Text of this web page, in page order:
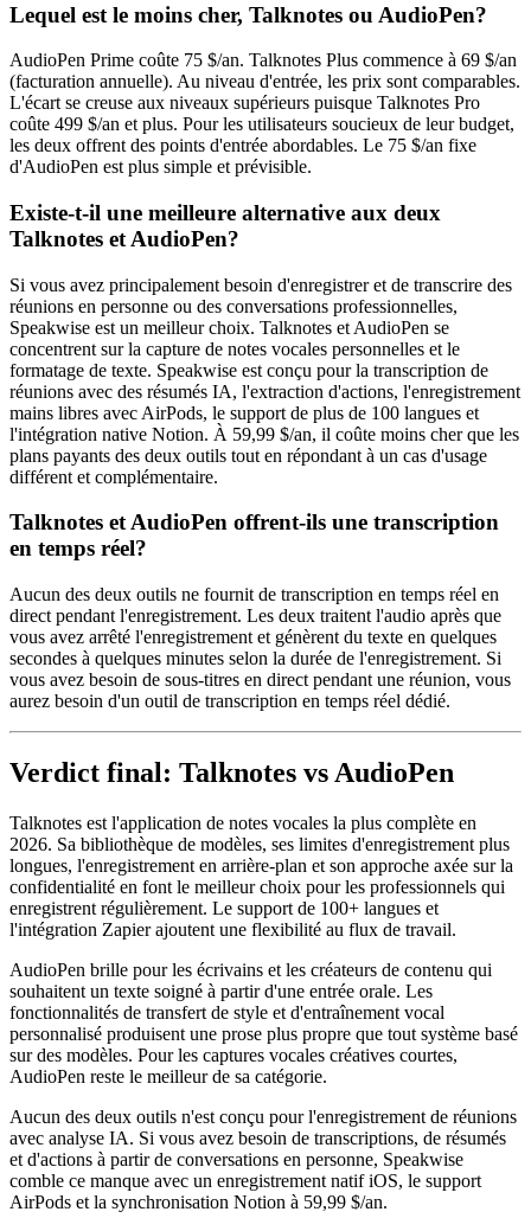
Lequel est le moins cher, Talknotes ou AudioPen?
AudioPen Prime coûte 75 $/an. Talknotes Plus commence à 69 $/an
(facturation annuelle). Au niveau d'entrée, les prix sont comparables.
L'écart se creuse aux niveaux supérieurs puisque Talknotes Pro
coûte 499 $/an et plus. Pour les utilisateurs soucieux de leur budget,
les deux offrent des points d'entrée abordables. Le 75 $/an fixe
d'AudioPen est plus simple et prévisible.
Existe-t-il une meilleure alternative aux deux
Talknotes et AudioPen?
Si vous avez principalement besoin d'enregistrer et de transcrire des
réunions en personne ou des conversations professionnelles,
Speakwise est un meilleur choix. Talknotes et AudioPen se
concentrent sur la capture de notes vocales personnelles et le
formatage de texte. Speakwise est conçu pour la transcription de
réunions avec des résumés IA, l'extraction d'actions, l'enregistrement
mains libres avec AirPods, le support de plus de 100 langues et
l'intégration native Notion. À 59,99 $/an, il coûte moins cher que les
plans payants des deux outils tout en répondant à un cas d'usage
différent et complémentaire.
Talknotes et AudioPen offrent-ils une transcription
en temps réel?
Aucun des deux outils ne fournit de transcription en temps réel en
direct pendant l'enregistrement. Les deux traitent l'audio après que
vous avez arrêté l'enregistrement et génèrent du texte en quelques
secondes à quelques minutes selon la durée de l'enregistrement. Si
vous avez besoin de sous-titres en direct pendant une réunion, vous
aurez besoin d'un outil de transcription en temps réel dédié.
Verdict final: Talknotes vs AudioPen
Talknotes est l'application de notes vocales la plus complète en
2026. Sa bibliothèque de modèles, ses limites d'enregistrement plus
longues, l'enregistrement en arrière-plan et son approche axée sur la
confidentialité en font le meilleur choix pour les professionnels qui
enregistrent régulièrement. Le support de 100+ langues et
l'intégration Zapier ajoutent une flexibilité au flux de travail.
AudioPen brille pour les écrivains et les créateurs de contenu qui
souhaitent un texte soigné à partir d'une entrée orale. Les
fonctionnalités de transfert de style et d'entraînement vocal
personnalisé produisent une prose plus propre que tout système basé
sur des modèles. Pour les captures vocales créatives courtes,
AudioPen reste le meilleur de sa catégorie.
Aucun des deux outils n'est conçu pour l'enregistrement de réunions
avec analyse IA. Si vous avez besoin de transcriptions, de résumés
et d'actions à partir de conversations en personne, Speakwise
comble ce manque avec un enregistrement natif iOS, le support
AirPods et la synchronisation Notion à 59,99 $/an.